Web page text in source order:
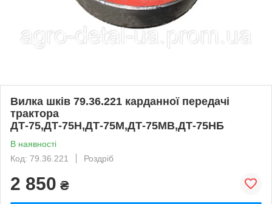
Вилка шків 79.36.221 карданної передачі
трактора
ДТ-75,ДТ-75Н,ДТ-75М,ДТ-75МВ,ДТ-75НБ
В наявності
Код: 79.36.221
Роздріб
2 850 ₴